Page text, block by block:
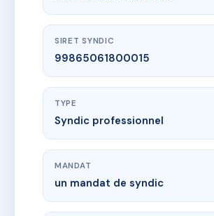
SIRET SYNDIC
99865061800015
TYPE
Syndic professionnel
MANDAT
un mandat de syndic